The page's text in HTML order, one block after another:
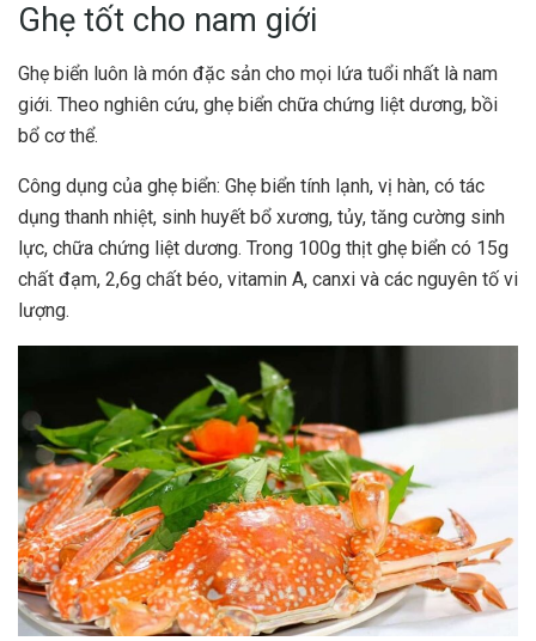
Ghẹ tốt cho nam giới
Ghẹ biển luôn là món đặc sản cho mọi lứa tuổi nhất là nam
giới. Theo nghiên cứu, ghẹ biển chữa chứng liệt dương, bồi
bổ cơ thể.
Công dụng của ghẹ biển: Ghẹ biển tính lạnh, vị hàn, có tác
dụng thanh nhiệt, sinh huyết bổ xương, tủy, tăng cường sinh
lực, chữa chứng liệt dương. Trong 100g thịt ghẹ biển có 15g
chất đạm, 2,6g chất béo, vitamin A, canxi và các nguyên tố vi
lượng.